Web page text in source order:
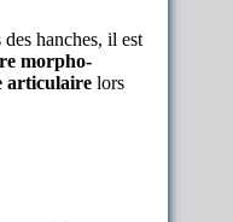
hanches, il est
morpho-
articulaire lors